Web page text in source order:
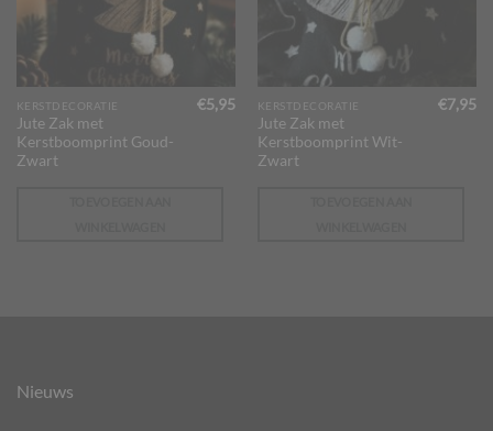
KERSTDECORATIE
Jute Zak met
Kerstboomprint Goud-
Zwart
€5,95 KERSTDECORATIE
Jute Zak met
Kerstboomprint Wit-
Zwart
€7,95
Nieuws